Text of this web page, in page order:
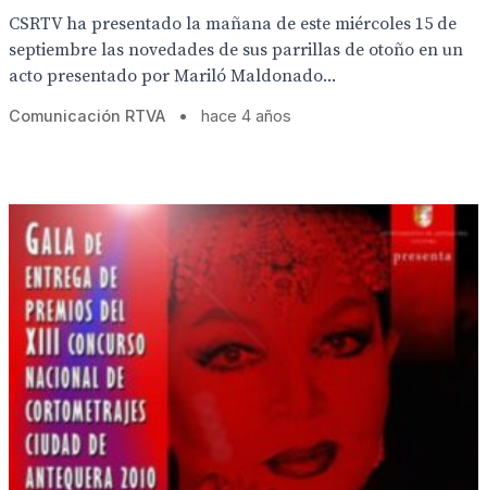
CSRTV ha presentado la mañana de este miércoles 15 de
septiembre las novedades de sus parrillas de otoño en un
acto presentado por Mariló Maldonado...
Comunicación RTVA • hace 4 años